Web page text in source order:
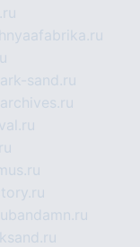
sand.ru
bandamn.ru